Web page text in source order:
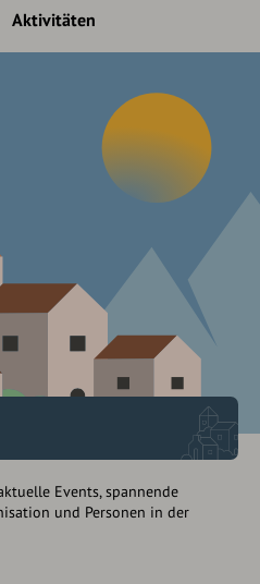
Aktivitäten
Events, spannende
und Personen in der